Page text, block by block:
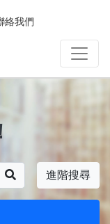
絡我們
進階搜尋